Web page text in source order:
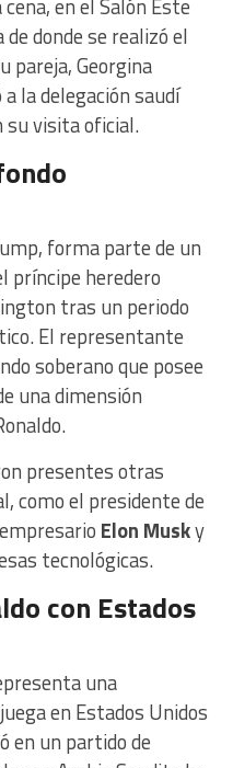
en el Salón Este
de donde se realizó el
pareja, Georgina
la delegación saudí
su visita oficial.
forma parte de un
príncipe heredero
tras un periodo
El representante
soberano que posee
una dimensión
presentes otras
como el presidente de
Elon Musky
tecnológicas.
con Estados
una
en Estados Unidos
en un partido de